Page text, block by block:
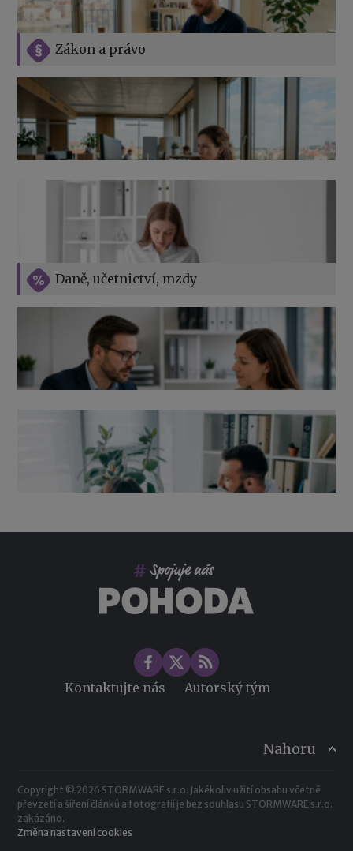
Daně, učetnictví, mzdy
Zákon a právo
Vše o překážkách v práci na straně zaměstnavatele
Výpověď ze zdravotních důvodů 2026 – průvodce pro
zaměstnavatele
Jak na podnikání při rodičovské dovolené
Přehledy pro OSSZ a zdravotní pojišťovny – jak na ně
v roce 2026
Kontaktujte nás Autorský tým
Nahoru
Copyright © 2026 STORMWARE s.r.o. Jakékoliv užití obsahu včetně
převzetí a šíření článků a fotografií je bez souhlasu STORMWARE s.r.o.
zakázáno.
Změna nastavení cookies